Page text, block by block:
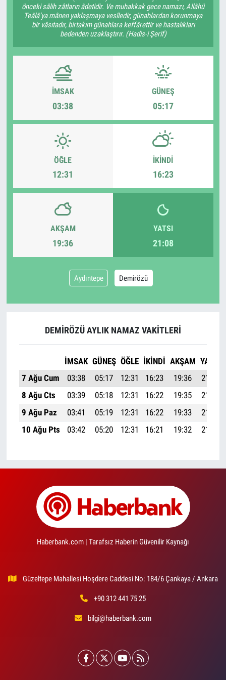
önceki sâlih zâtların âdetidir. Ve muhakkak gece namazı, Allâhü
Teâlâ’ya mânen yaklaşmaya vesîledir, günahlardan korunmaya
bir vâsıtadır, birtakım günahlara keffârettir ve hastalıkları
bedenden uzaklaştırır. (Hadis-i Şerif)
İMSAK
03:38
GÜNEŞ
05:17
ÖĞLE
12:31
İKINDI
16:23
AKŞAM
19:36
YATSI
21:08
Aydıntepe Demirözü
DEMIRÖZÜ AYLIK NAMAZ VAKITLERI
İMSAK GÜNEŞ ÖĞLE İKINDI AKŞAM YATSI
7 Ağu Cum
03:38 05:17 12:31 16:23 19:36
21:08
8 Ağu Cts
03:39 05:18 12:31 16:22 19:35
21:06
9 Ağu Paz
03:41 05:19 12:31 16:22 19:33
21:05
10 Ağu Pts
03:42 05:20 12:31 16:21 19:32 21:03
Haberbank.com | Tarafsız Haberin Güvenilir Kaynağı
Güzeltepe Mahallesi Hoşdere Caddesi No: 184/6 Çankaya / Ankara
+90 312 441 75 25
bilgi@haberbank.com